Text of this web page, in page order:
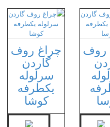
چراغ روف
گاردن
سرلوله
یکطرفه
کوشا
روف